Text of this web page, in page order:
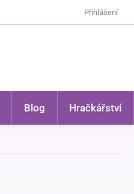
Přihlášení
Blog Hračkářství